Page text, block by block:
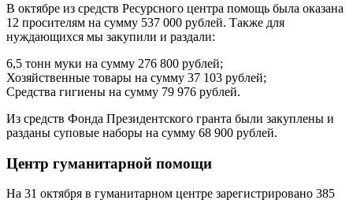
В октябре из средств Ресурсного центра помощь была оказана
12 просителям на сумму 537 000 рублей. Также для
нуждающихся мы закупили и раздали:
6,5 тонн муки на сумму 276 800 рублей;
Хозяйственные товары на сумму 37 103 рублей;
Средства гигиены на сумму 79 976 рублей.
Из средств Фонда Президентского гранта были закуплены и
разданы суповые наборы на сумму 68 900 рублей.
Центр гуманитарной помощи
На 31 октября в гуманитарном центре зарегистрировано 385